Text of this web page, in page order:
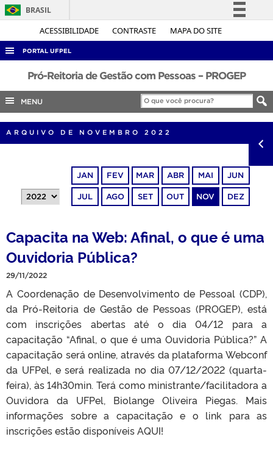
ACESSIBILIDADE CONTRASTE MAPA DO SITE
BRASIL
Simplifique!
Legislação
Canais
PORTAL UFPEL
ACESSO À INFORMAÇÃO
AUDITORIA
COBALTO
CONCURSOS
OUVIDORIA
TELEFONES
Pró-Reitoria de Gestão com Pessoas – PROGEP
MENU
ARQUIVO DE NOVEMBRO 2022
JAN FEV MAR ABR MAI JUN
JUL AGO SET OUT NOV DEZ
Capacita na Web: Afinal, o que é uma
Ouvidoria Pública?
29/11/2022
A Coordenação de Desenvolvimento de Pessoal (CDP),
da Pró-Reitoria de Gestão de Pessoas (PROGEP), está
com inscrições abertas até o dia 04/12 para a
capacitação “Afinal, o que é uma Ouvidoria Pública?” A
capacitação será online, através da plataforma Webconf
da UFPel, e será realizada no dia 07/12/2022 (quarta-
feira), às 14h30min. Terá como ministrante/facilitadora a
Ouvidora da UFPel, Biolange Oliveira Piegas. Mais
informações sobre a capacitação e o link para as
inscrições estão disponíveis AQUI!